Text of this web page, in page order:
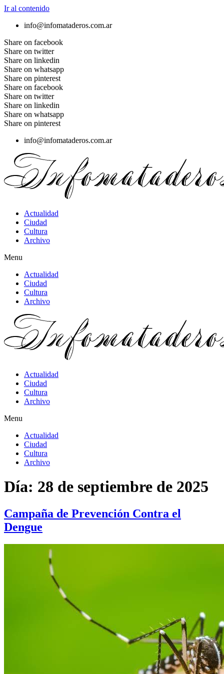
Ir al contenido
info@infomataderos.com.ar
Share on facebook
Share on twitter
Share on linkedin
Share on whatsapp
Share on pinterest
Share on facebook
Share on twitter
Share on linkedin
Share on whatsapp
Share on pinterest
info@infomataderos.com.ar
Actualidad
Ciudad
Cultura
Archivo
Menu
Actualidad
Ciudad
Cultura
Archivo
Actualidad
Ciudad
Cultura
Archivo
Menu
Actualidad
Ciudad
Cultura
Archivo
Día: 28 de septiembre de 2025
Campaña de Prevención Contra el
Dengue